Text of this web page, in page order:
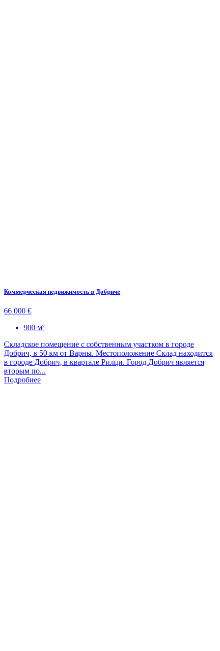
Коммерческая недвижимость в Добриче
66 000 €
900 м²
Складское помещение с собственным участком в городе
Добрич, в 50 км от Варны. Местоположение Склад находится
в городе Добрич, в квартале Рилци. Город Добрич является
вторым по...
Подробнее